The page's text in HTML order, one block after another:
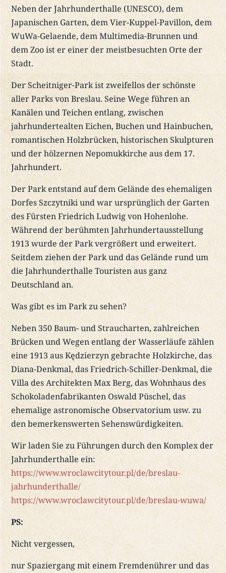
Neben der Jahrhunderthalle (UNESCO), dem
Japanischen Garten, dem Vier-Kuppel-Pavillon, dem
WuWa-Gelaende, dem Multimedia-Brunnen und
dem Zoo ist er einer der meistbesuchten Orte der
Stadt.
Der Scheitniger-Park ist zweifellos der schönste
aller Parks von Breslau. Seine Wege führen an
Kanälen und Teichen entlang, zwischen
jahrhundertealten Eichen, Buchen und Hainbuchen,
romantischen Holzbrücken, historischen Skulpturen
und der hölzernen Nepomukkirche aus dem 17.
Jahrhundert.
Der Park entstand auf dem Gelände des ehemaligen
Dorfes Szczytniki und war ursprünglich der Garten
des Fürsten Friedrich Ludwig von Hohenlohe.
Während der berühmten Jahrhundertausstellung
1913 wurde der Park vergrößert und erweitert.
Seitdem ziehen der Park und das Gelände rund um
die Jahrhunderthalle Touristen aus ganz
Deutschland an.
Was gibt es im Park zu sehen?
Neben 350 Baum- und Straucharten, zahlreichen
Brücken und Wegen entlang der Wasserläufe zählen
eine 1913 aus Kędzierzyn gebrachte Holzkirche, das
Diana-Denkmal, das Friedrich-Schiller-Denkmal, die
Villa des Architekten Max Berg, das Wohnhaus des
Schokoladenfabrikanten Oswald Püschel, das
ehemalige astronomische Observatorium usw. zu
den bemerkenswerten Sehenswürdigkeiten.
Wir laden Sie zu Führungen durch den Komplex der
Jahrhunderthalle ein:
https://www.wroclawcitytour.pl/de/breslau-
jahrhunderthalle/
https://www.wroclawcitytour.pl/de/breslau-wuwa/
PS:
Nicht vergessen,
nur Spaziergang mit einem Fremdenührer und das